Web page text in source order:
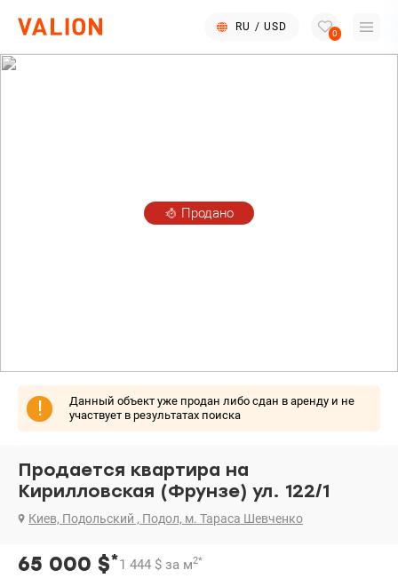
RU / USD
0
Продано
!
Данный объект уже продан либо сдан в аренду и не
участвует в результатах поиска
Продается квартира на
Кирилловская (Фрунзе) ул. 122/1
Киев, Подольский , Подол, м. Тараса Шевченко
65 000 $*1 444 $ за м2*